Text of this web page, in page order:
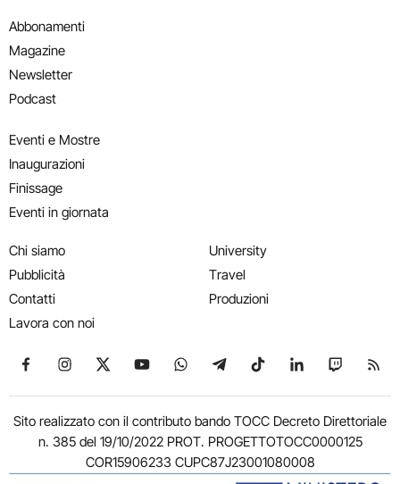
Abbonamenti
Magazine
Newsletter
Podcast
Eventi e Mostre
Inaugurazioni
Finissage
Eventi in giornata
Chi siamo
Pubblicità
Contatti
Lavora con noi
University
Travel
Produzioni
Seguici su Facebook
Seguici su Instagram
Seguici su X
Seguici su YouTube
Seguici su WhatsApp
Seguici su Telegram
Seguici su TikTok
Seguici su
Seguici
Sito realizzato con il contributo bando TOCC Decreto Direttoriale
n. 385 del 19/10/2022 PROT. PROGETTOTOCC0000125
COR15906233 CUPC87J23001080008